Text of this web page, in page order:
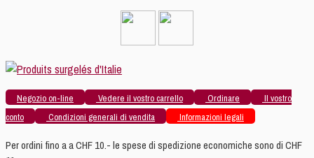
Negozio on-line Vedere il vostro carrello Ordinare
Il vostro
conto
Condizioni generali di vendita Informazioni legali
Per ordini fino a a CHF 10.- le spese di spedizione economiche sono di CHF